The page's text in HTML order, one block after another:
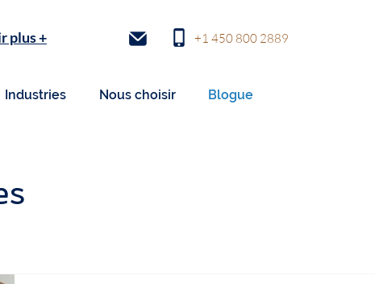
plus + +1 450 800 2889
Industries Nous choisir Blogue